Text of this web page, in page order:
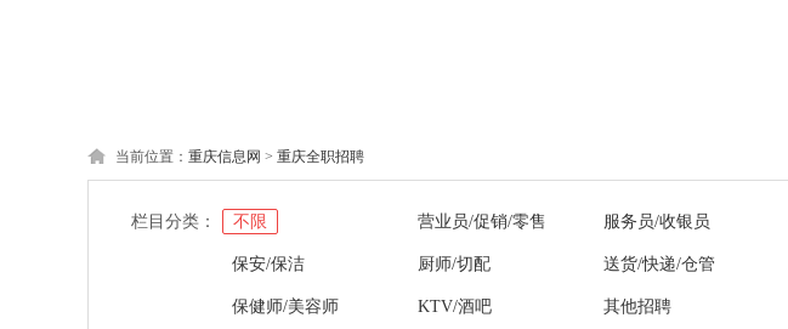
当前位置： 重庆信息网 > 重庆全职招聘
栏目分类： 不限 营业员/促销/零售 服务员/收银员
保安/保洁 厨师/切配 送货/快递/仓管
保健师/美容师 KTV/酒吧 其他招聘